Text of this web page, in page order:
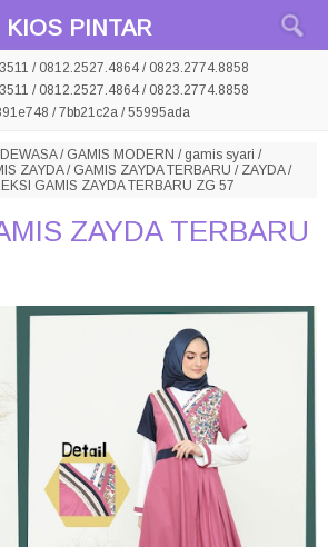
KIOS PINTAR
/ 0812.2527.4864 / 0823.2774.8858
/ 0812.2527.4864 / 0823.2774.8858
/ 7bb21c2a / 55995ada
/ GAMIS MODERN / gamis syari /
ZAYDA / GAMIS ZAYDA TERBARU / ZAYDA /
GAMIS ZAYDA TERBARU ZG 57
ZAYDA TERBARU